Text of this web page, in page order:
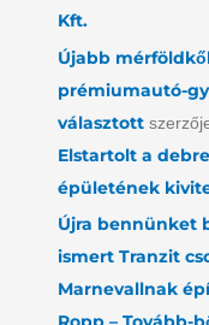
Kft.
Újabb
prémiumautó-
választott
Elstartolt a
épületének
Újra bennünket
ismert Tranzit
Marnevallnak